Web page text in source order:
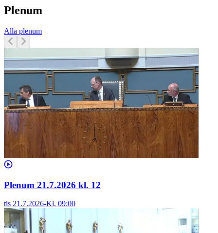
Plenum
Alla plenum
Plenum 21.7.2026 kl. 12
tis 21.7.2026-Kl. 09:00